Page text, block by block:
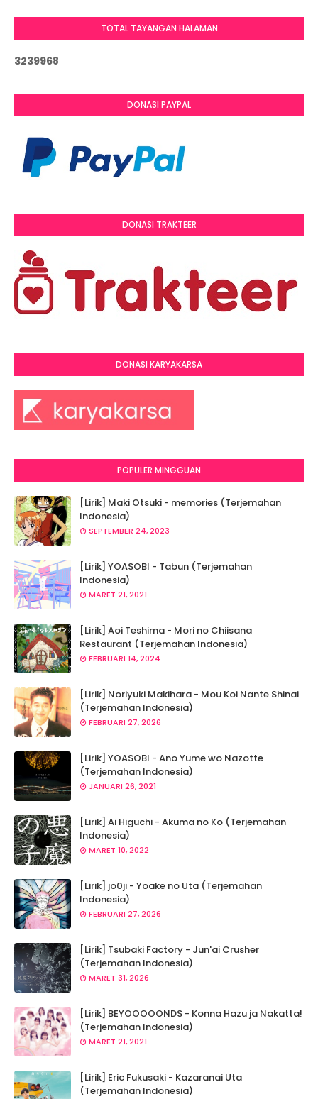
TOTAL TAYANGAN HALAMAN
3239968
DONASI PAYPAL
DONASI TRAKTEER
DONASI KARYAKARSA
POPULER MINGGUAN
[Lirik] Maki Otsuki - memories (Terjemahan
Indonesia)
SEPTEMBER 24, 2023
[Lirik] YOASOBI - Tabun (Terjemahan
Indonesia)
MARET 21, 2021
[Lirik] Aoi Teshima - Mori no Chiisana
Restaurant (Terjemahan Indonesia)
FEBRUARI 14, 2024
[Lirik] Noriyuki Makihara - Mou Koi Nante Shinai
(Terjemahan Indonesia)
FEBRUARI 27, 2026
[Lirik] YOASOBI - Ano Yume wo Nazotte
(Terjemahan Indonesia)
JANUARI 26, 2021
[Lirik] Ai Higuchi - Akuma no Ko (Terjemahan
Indonesia)
MARET 10, 2022
[Lirik] jo0ji - Yoake no Uta (Terjemahan
Indonesia)
FEBRUARI 27, 2026
[Lirik] Tsubaki Factory - Jun'ai Crusher
(Terjemahan Indonesia)
MARET 31, 2026
[Lirik] BEYOOOOONDS - Konna Hazu ja Nakatta!
(Terjemahan Indonesia)
MARET 21, 2021
[Lirik] Eric Fukusaki - Kazaranai Uta
(Terjemahan Indonesia)